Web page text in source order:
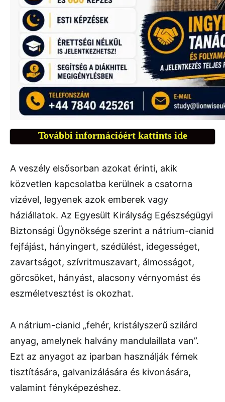
További információért kattints ide
A veszély elsősorban azokat érinti, akik
közvetlen kapcsolatba kerülnek a csatorna
vizével, legyenek azok emberek vagy
háziállatok. Az Egyesült Királyság Egészségügyi
Biztonsági Ügynöksége szerint a nátrium-cianid
fejfájást, hányingert, szédülést, idegességet,
zavartságot, szívritmuszavart, álmosságot,
görcsöket, hányást, alacsony vérnyomást és
eszméletvesztést is okozhat.
A nátrium-cianid „fehér, kristályszerű szilárd
anyag, amelynek halvány mandulaillata van”.
Ezt az anyagot az iparban használják fémek
tisztítására, galvanizálására és kivonására,
valamint fényképezéshez.